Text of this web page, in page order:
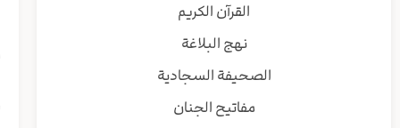
القرآن الكريم
نهج البلاغة
الصحيفة السجادية
مفاتيح الجنان